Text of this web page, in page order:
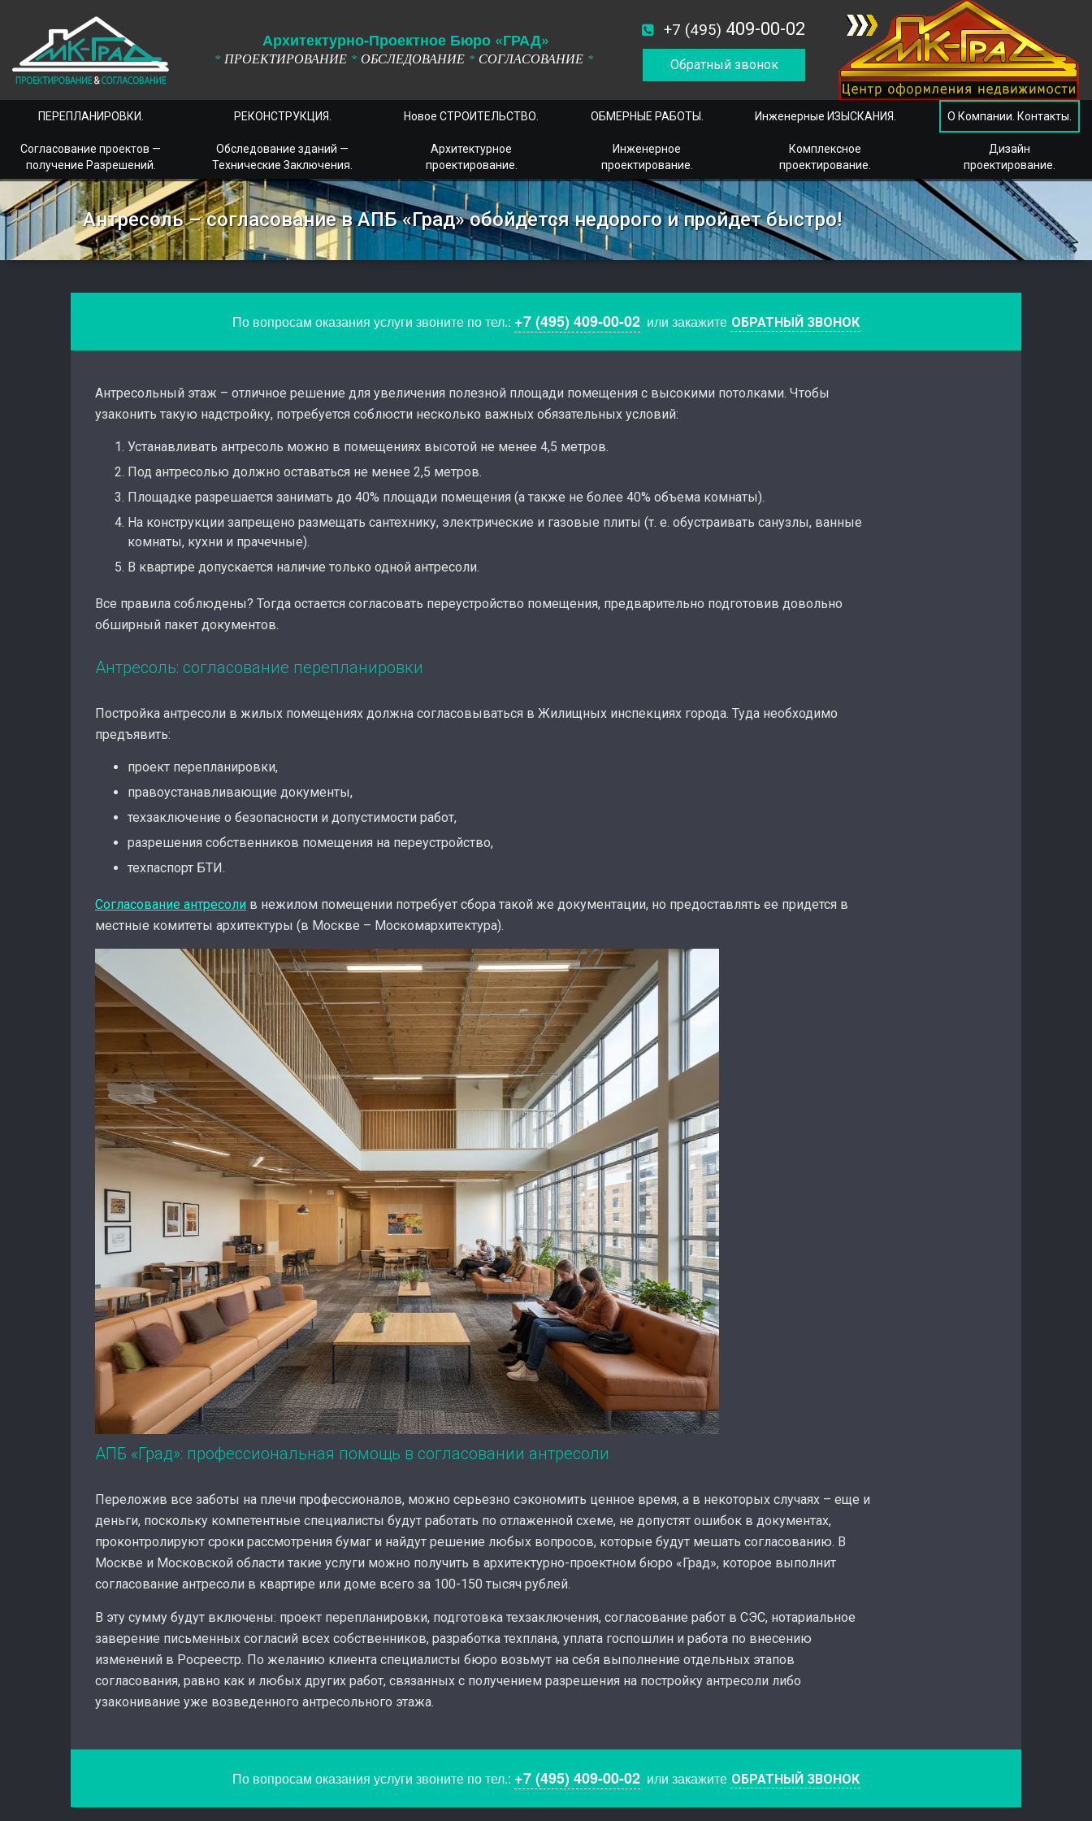
Архитектурно-Проектное Бюро «ГРАД»
* ПРОЕКТИРОВАНИЕ * ОБСЛЕДОВАНИЕ * СОГЛАСОВАНИЕ *
+7 (495) 409-00-02
Обратный звонок
ПЕРЕПЛАНИРОВКИ. РЕКОНСТРУКЦИЯ. Новое СТРОИТЕЛЬСТВО. ОБМЕРНЫЕ РАБОТЫ. Инженерные ИЗЫСКАНИЯ. О Компании. Контакты.
Согласование проектов —
получение Разрешений.
Обследование зданий —
Технические Заключения.
Архитектурное
проектирование.
Инженерное
проектирование.
Комплексное
проектирование.
Дизайн
проектирование.
Антресоль – согласование в АПБ «Град» обойдется недорого и пройдет быстро!
По вопросам оказания услуги звоните по тел.: +7 (495) 409-00-02или закажите ОБРАТНЫЙ ЗВОНОК
Антресольный этаж – отличное решение для увеличения полезной площади помещения с высокими потолками. Чтобы
узаконить такую надстройку, потребуется соблюсти несколько важных обязательных условий:
Устанавливать антресоль можно в помещениях высотой не менее 4,5 метров.
Под антресолью должно оставаться не менее 2,5 метров.
Площадке разрешается занимать до 40% площади помещения (а также не более 40% объема комнаты).
На конструкции запрещено размещать сантехнику, электрические и газовые плиты (т. е. обустраивать санузлы, ванные
комнаты, кухни и прачечные).
В квартире допускается наличие только одной антресоли.
Все правила соблюдены? Тогда остается согласовать переустройство помещения, предварительно подготовив довольно
обширный пакет документов.
Антресоль: согласование перепланировки
Постройка антресоли в жилых помещениях должна согласовываться в Жилищных инспекциях города. Туда необходимо
предъявить:
проект перепланировки,
правоустанавливающие документы,
техзаключение о безопасности и допустимости работ,
разрешения собственников помещения на переустройство,
техпаспорт БТИ.
Согласование антресоли в нежилом помещении потребует сбора такой же документации, но предоставлять ее придется в
местные комитеты архитектуры (в Москве – Москомархитектура).
АПБ «Град»: профессиональная помощь в согласовании антресоли
Переложив все заботы на плечи профессионалов, можно серьезно сэкономить ценное время, а в некоторых случаях – еще и
деньги, поскольку компетентные специалисты будут работать по отлаженной схеме, не допустят ошибок в документах,
проконтролируют сроки рассмотрения бумаг и найдут решение любых вопросов, которые будут мешать согласованию. В
Москве и Московской области такие услуги можно получить в архитектурно-проектном бюро «Град», которое выполнит
согласование антресоли в квартире или доме всего за 100-150 тысяч рублей.
В эту сумму будут включены: проект перепланировки, подготовка техзаключения, согласование работ в СЭС, нотариальное
заверение письменных согласий всех собственников, разработка техплана, уплата госпошлин и работа по внесению
изменений в Росреестр. По желанию клиента специалисты бюро возьмут на себя выполнение отдельных этапов
согласования, равно как и любых других работ, связанных с получением разрешения на постройку антресоли либо
узаконивание уже возведенного антресольного этажа.
По вопросам оказания услуги звоните по тел.: +7 (495) 409-00-02или закажите ОБРАТНЫЙ ЗВОНОК